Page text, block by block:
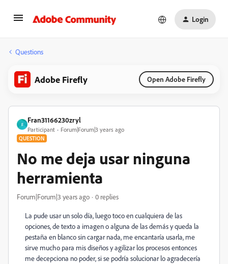
Login
Questions
Adobe Firefly Open Adobe Firefly
F
Fran31166230zryl
Participant Forum|Forum|3 years ago
QUESTION
No me deja usar ninguna
herramienta
Forum|Forum|3 years ago 0 replies
La pude usar un solo día, luego toco en cualquiera de las
opciones, de texto a imagen o alguna de las demás y queda la
pestaña en blanco sin cargar nada, me encantaría usarla, me
sirve mucho para mis diseños y agilizar los procesos entonces
me decepciona no poder, si se podría solucionar lo agradecería